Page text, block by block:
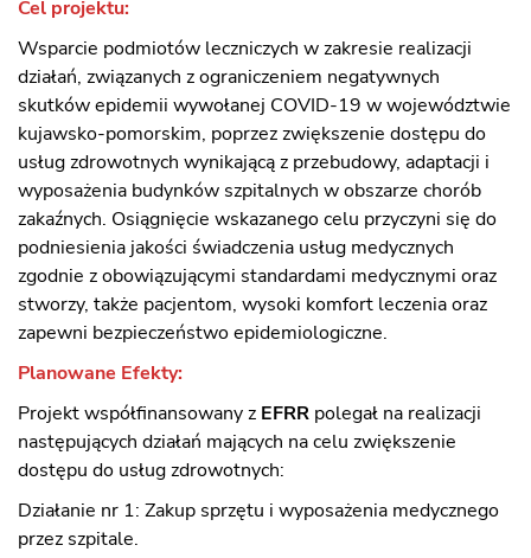
Cel projektu:
Wsparcie podmiotów leczniczych w zakresie realizacji
działań, związanych z ograniczeniem negatywnych
skutków epidemii wywołanej COVID-19 w województwie
kujawsko-pomorskim, poprzez zwiększenie dostępu do
usług zdrowotnych wynikającą z przebudowy, adaptacji i
wyposażenia budynków szpitalnych w obszarze chorób
zakaźnych. Osiągnięcie wskazanego celu przyczyni się do
podniesienia jakości świadczenia usług medycznych
zgodnie z obowiązującymi standardami medycznymi oraz
stworzy, także pacjentom, wysoki komfort leczenia oraz
zapewni bezpieczeństwo epidemiologiczne.
Planowane Efekty:
Projekt współfinansowany z EFRR polegał na realizacji
następujących działań mających na celu zwiększenie
dostępu do usług zdrowotnych:
Działanie nr 1: Zakup sprzętu i wyposażenia medycznego
przez szpitale.